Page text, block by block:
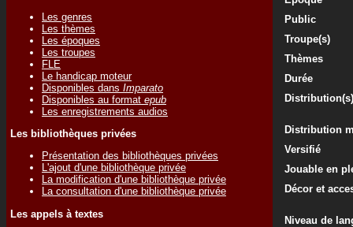
Les genres
Les thèmes
Les époques
Les troupes
FLE
Le handicap moteur
Disponibles dans Imparato
Disponibles au format epub
Les enregistrements audios
Les bibliothèques privées
Présentation des bibliothèques privées
L'ajout d'une bibliothèque privée
La modification d'une bibliothèque privée
La consultation d'une bibliothèque privée
Les appels à textes
Public
Troupe(s)
Thèmes
Durée
Distribution(s)
Distribution
Versifié
Jouable en
Décor et
Niveau de